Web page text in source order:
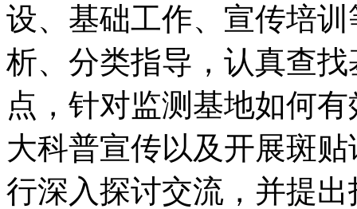
设、基础工作、宣传培
析、分类指导，认真查
点，针对监测基地如何
大科普宣传以及开展斑
行深入探讨交流，并提